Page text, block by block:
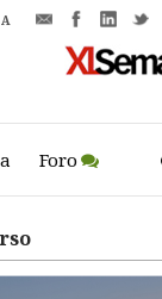
Foro